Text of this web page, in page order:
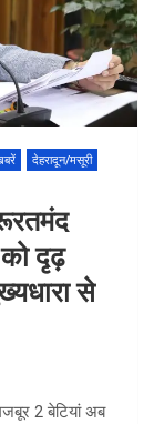
देहरादून/मसूरी
दृढ़
से
2 बेटियां अब